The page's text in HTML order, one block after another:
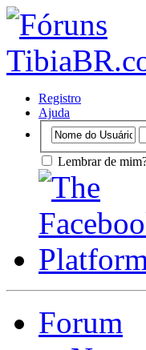
Registro
Ajuda
Lembrar de
Forum